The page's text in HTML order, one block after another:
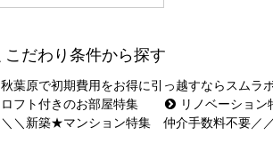
こだわり条件から探す
秋葉原で初期費用をお得に引っ越すならスムラ
ロフト付きのお部屋特集
リノベーション
＼＼新築★マンション特集 仲介手数料不要／／